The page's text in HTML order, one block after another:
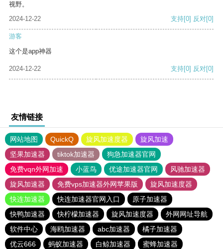
视野。
2024-12-22
支持[0] 反对[0]
游客
这个是app神器
2024-12-22 支持[0] 反对[0]
友情链接
网站地图 QuickQ 旋风加速度器
旋风加速
坚果加速器
tiktok加速器
狗急加速器官网
免费vqn外网加速
小蓝鸟 优途加速器官网
风驰加速器
旋风加速器
免费vps加速器外网苹果版
旋风加速度器
快连加速器
快连加速器官网入口
原子加速器
快鸭加速器
快柠檬加速器 旋风加速度器
外网网址导航
软件中心
海鸥加速器 abc加速器
橘子加速器
优云666
蚂蚁加速器 白鲸加速器 蜜蜂加速器